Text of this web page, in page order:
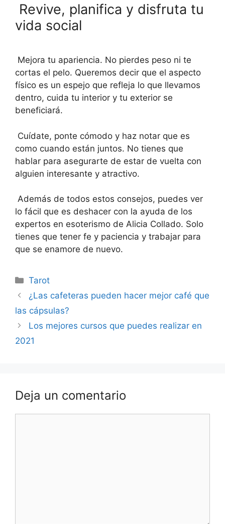
Revive, planifica y disfruta tu
vida social
Mejora tu apariencia. No pierdes peso ni te
cortas el pelo. Queremos decir que el aspecto
físico es un espejo que refleja lo que llevamos
dentro, cuida tu interior y tu exterior se
beneficiará.
Cuídate, ponte cómodo y haz notar que es
como cuando están juntos. No tienes que
hablar para asegurarte de estar de vuelta con
alguien interesante y atractivo.
Además de todos estos consejos, puedes ver
lo fácil que es deshacer con la ayuda de los
expertos en esoterismo de Alicia Collado. Solo
tienes que tener fe y paciencia y trabajar para
que se enamore de nuevo.
Categorías
Tarot
Navegación
de
entradas
¿Las cafeteras pueden hacer mejor café que
las cápsulas?
Los mejores cursos que puedes realizar en
2021
Deja un comentario